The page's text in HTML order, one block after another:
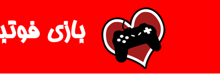
بازی